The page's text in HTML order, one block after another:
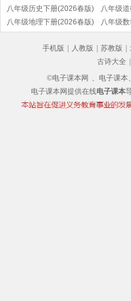
八年级历史下册(2026春版)
(部编版)
八年级
(2026春
八年级地理下册(2026春版) 八年级
手机版 人教版 苏教版
古诗大全
©电子课本网 、电子课本
电子课本网提供在线电子课本